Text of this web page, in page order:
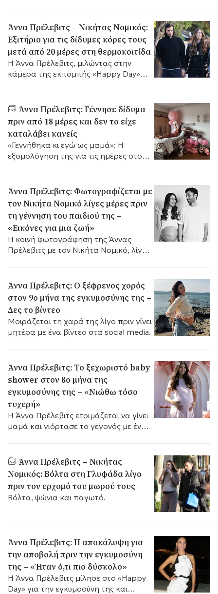
Άννα Πρέλεβιτς – Νικήτας Νομικός:
Εξιτήριο για τις δίδυμες κόρες τους
μετά από 20 μέρες στη θερμοκοιτίδα
Η Άννα Πρέλεβιτς, μιλώντας στην
κάμερα της εκπομπής «Happy Day»
Άννα Πρέλεβιτς: Γέννησε δίδυμα
πριν από 18 μέρες και δεν το είχε
καταλάβει κανείς
«Γεννήθηκα κι εγώ ως μαμά»: Η
εξομολόγηση της για τις ημέρες στο
Άννα Πρέλεβιτς: Φωτογραφίζεται με
τον Νικήτα Νομικό λίγες μέρες πριν
τη γέννηση του παιδιού της –
«Εικόνες για μια ζωή»
Η κοινή φωτογράφηση της Άννας
Πρέλεβιτς με τον Νικήτα Νομικό, λίγο
Άννα Πρέλεβιτς: Ο ξέφρενος χορός
στον 9ο μήνα της εγκυμοσύνης της –
Δες το βίντεο
Μοιράζεται τη χαρά της λίγο πριν γίνει
μητέρα με ένα βίντεο στα social media.
Άννα Πρέλεβιτς: Το ξεχωριστό baby
shower στον 8ο μήνα της
εγκυμοσύνης της – «Νιώθω τόσο
τυχερή»
Η Άννα Πρέλεβιτς ετοιμάζεται να γίνει
μαμά και γιόρτασε το γεγονός με ένα
Άννα Πρέλεβιτς – Νικήτας
Νομικός: Βόλτα στη Γλυφάδα λίγο
πριν τον ερχομό του μωρού τους
Βόλτα, ψώνια και παγωτό.
Άννα Πρέλεβιτς: Η αποκάλυψη για
την αποβολή πριν την εγκυμοσύνη
της – «Ήταν ό,τι πιο δύσκολο»
Η Άννα Πρέλεβιτς μίλησε στο «Happy
Day» για την εγκυμοσύνη της και